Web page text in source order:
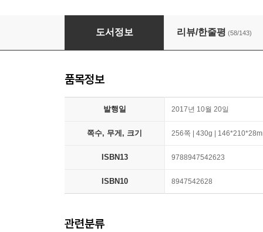
책 읽고 매출의 신이 되다
도서정보 리뷰/한줄평 (58/143)
품목정보
발행일 2017년 10월 20일
쪽수, 무게, 크기 256쪽 | 430g |
ISBN13 9788947542623
ISBN10 8947542628
관련분류